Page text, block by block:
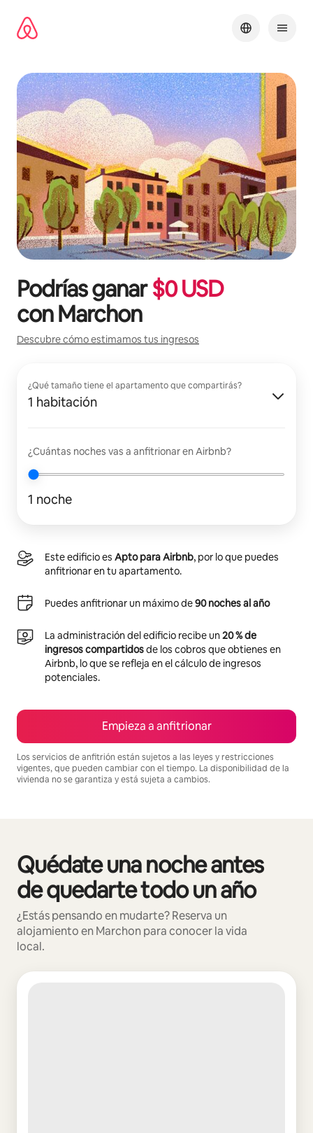
contenido
Podrías ganar$0USD
conMarchon
Descubre cómo estimamos tus ingresos
¿Qué tamaño tiene el apartamento que compartirás?
1 habitación
¿Cuántas noches vas a anfitrionar en Airbnb?
1 noche
Este edificio es Apto para Airbnb, por lo que puedes
anfitrionar en tu apartamento.
Puedes anfitrionar un máximo de90 noches al año
La administración del edificio recibe un20 % de
ingresos compartidosde los cobros que obtienes en
Airbnb, lo que se refleja en el cálculo de ingresos
potenciales.
Empieza a anfitrionar
Los servicios de anfitrión están sujetos a las leyes y restricciones
vigentes, que pueden cambiar con el tiempo. La disponibilidad de la
vivienda no se garantiza y está sujeta a cambios.
Quédate una noche antes
de quedarte todo un año
¿Estás pensando en mudarte? Reserva un
alojamiento en Marchon para conocer la vida
local.
Se muestran0 de 0 elementos